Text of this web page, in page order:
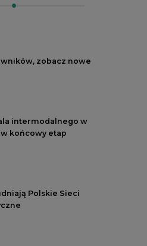
zobacz nowe
intermodalnego w
końcowy etap
Polskie Sieci